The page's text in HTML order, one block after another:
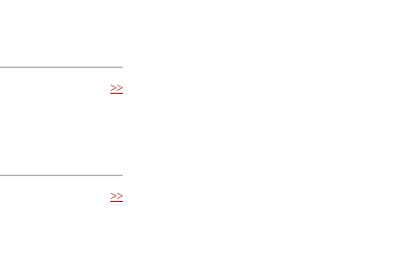
>>
>>